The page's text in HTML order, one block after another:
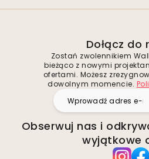
Dołącz do
Zostań zwolennikiem
bieżąco z nowymi
ofertami. Możesz
dowolnym momencie.
Obserwuj nas i
wyjątkowe